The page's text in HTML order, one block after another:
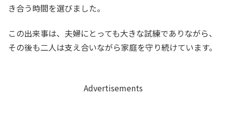
き合う時間を選びました。
この出来事は、夫婦にとっても大きな試練でありながら、
その後も二人は支え合いながら家庭を守り続けています。
Advertisements